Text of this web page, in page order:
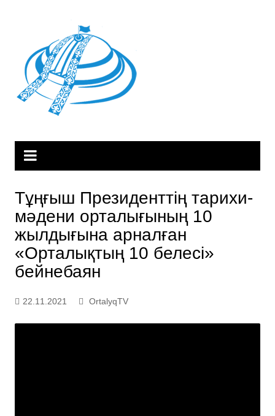
Тұңғыш Президенттің тарихи-
мәдени орталығының 10
жылдығына арналған
«Орталықтың 10 белесі»
бейнебаян
22.11.2021 OrtalyqTV